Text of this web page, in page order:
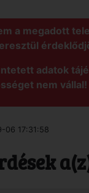
a megadott
adatok
nem vállal!
06 17:31:58